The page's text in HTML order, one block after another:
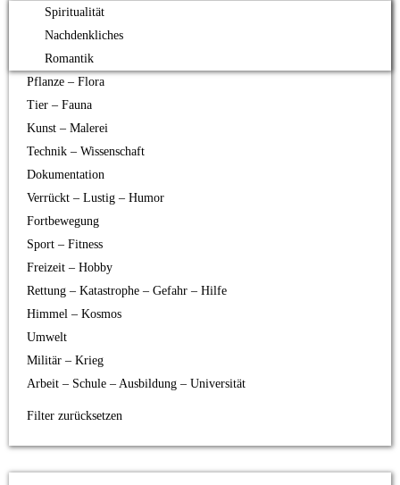
Spiritualität
Nachdenkliches
Romantik
Pflanze – Flora
Tier – Fauna
Kunst – Malerei
Technik – Wissenschaft
Dokumentation
Verrückt – Lustig – Humor
Fortbewegung
Sport – Fitness
Freizeit – Hobby
Rettung – Katastrophe – Gefahr – Hilfe
Himmel – Kosmos
Umwelt
Militär – Krieg
Arbeit – Schule – Ausbildung – Universität
Filter zurücksetzen